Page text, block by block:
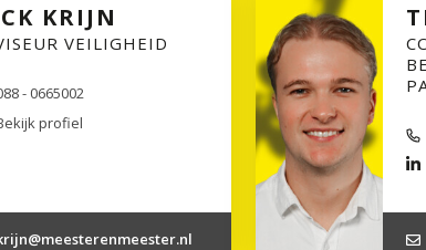
KRIJN
VEILIGHEID
- 0665002
profiel